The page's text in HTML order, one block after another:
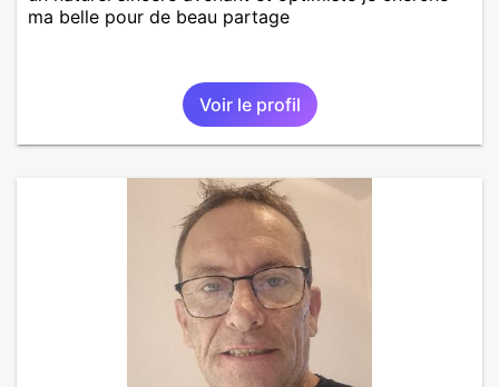
ma belle pour de beau partage
Voir le profil